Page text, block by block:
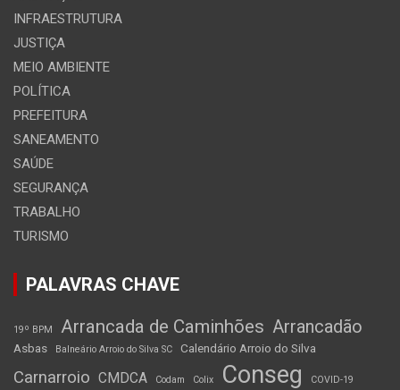
INFRAESTRUTURA
JUSTIÇA
MEIO AMBIENTE
POLÍTICA
PREFEITURA
SANEAMENTO
SAÚDE
SEGURANÇA
TRABALHO
TURISMO
PALAVRAS CHAVE
19º BPM Arrancada de Caminhões Arrancadão
Asbas Balneário Arroio do Silva SC Calendário Arroio do Silva
Carnarroio CMDCA Codam Colix Conseg COVID-19